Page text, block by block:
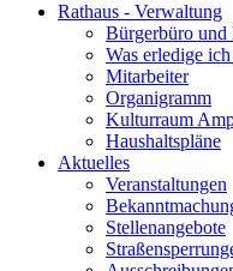
Rathaus - Verwaltung
Bürgerbüro und
Was erledige
Mitarbeiter
Organigramm
Kulturraum
Haushaltspläne
Aktuelles
Veranstaltungen
Stellenangebote